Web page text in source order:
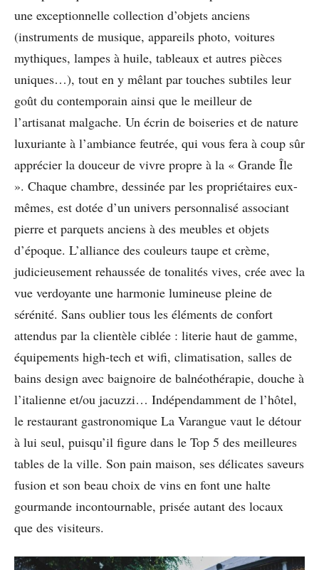
une exceptionnelle collection d’objets anciens
(instruments de musique, appareils photo, voitures
mythiques, lampes à huile, tableaux et autres pièces
uniques…), tout en y mêlant par touches subtiles leur
goût du contemporain ainsi que le meilleur de
l’artisanat malgache. Un écrin de boiseries et de nature
luxuriante à l’ambiance feutrée, qui vous fera à coup sûr
apprécier la douceur de vivre propre à la « Grande Île
». Chaque chambre, dessinée par les propriétaires eux-
mêmes, est dotée d’un univers personnalisé associant
pierre et parquets anciens à des meubles et objets
d’époque. L’alliance des couleurs taupe et crème,
judicieusement rehaussée de tonalités vives, crée avec la
vue verdoyante une harmonie lumineuse pleine de
sérénité. Sans oublier tous les éléments de confort
attendus par la clientèle ciblée : literie haut de gamme,
équipements high-tech et wifi, climatisation, salles de
bains design avec baignoire de balnéothérapie, douche à
l’italienne et/ou jacuzzi… Indépendamment de l’hôtel,
le restaurant gastronomique La Varangue vaut le détour
à lui seul, puisqu’il figure dans le Top 5 des meilleures
tables de la ville. Son pain maison, ses délicates saveurs
fusion et son beau choix de vins en font une halte
gourmande incontournable, prisée autant des locaux
que des visiteurs.